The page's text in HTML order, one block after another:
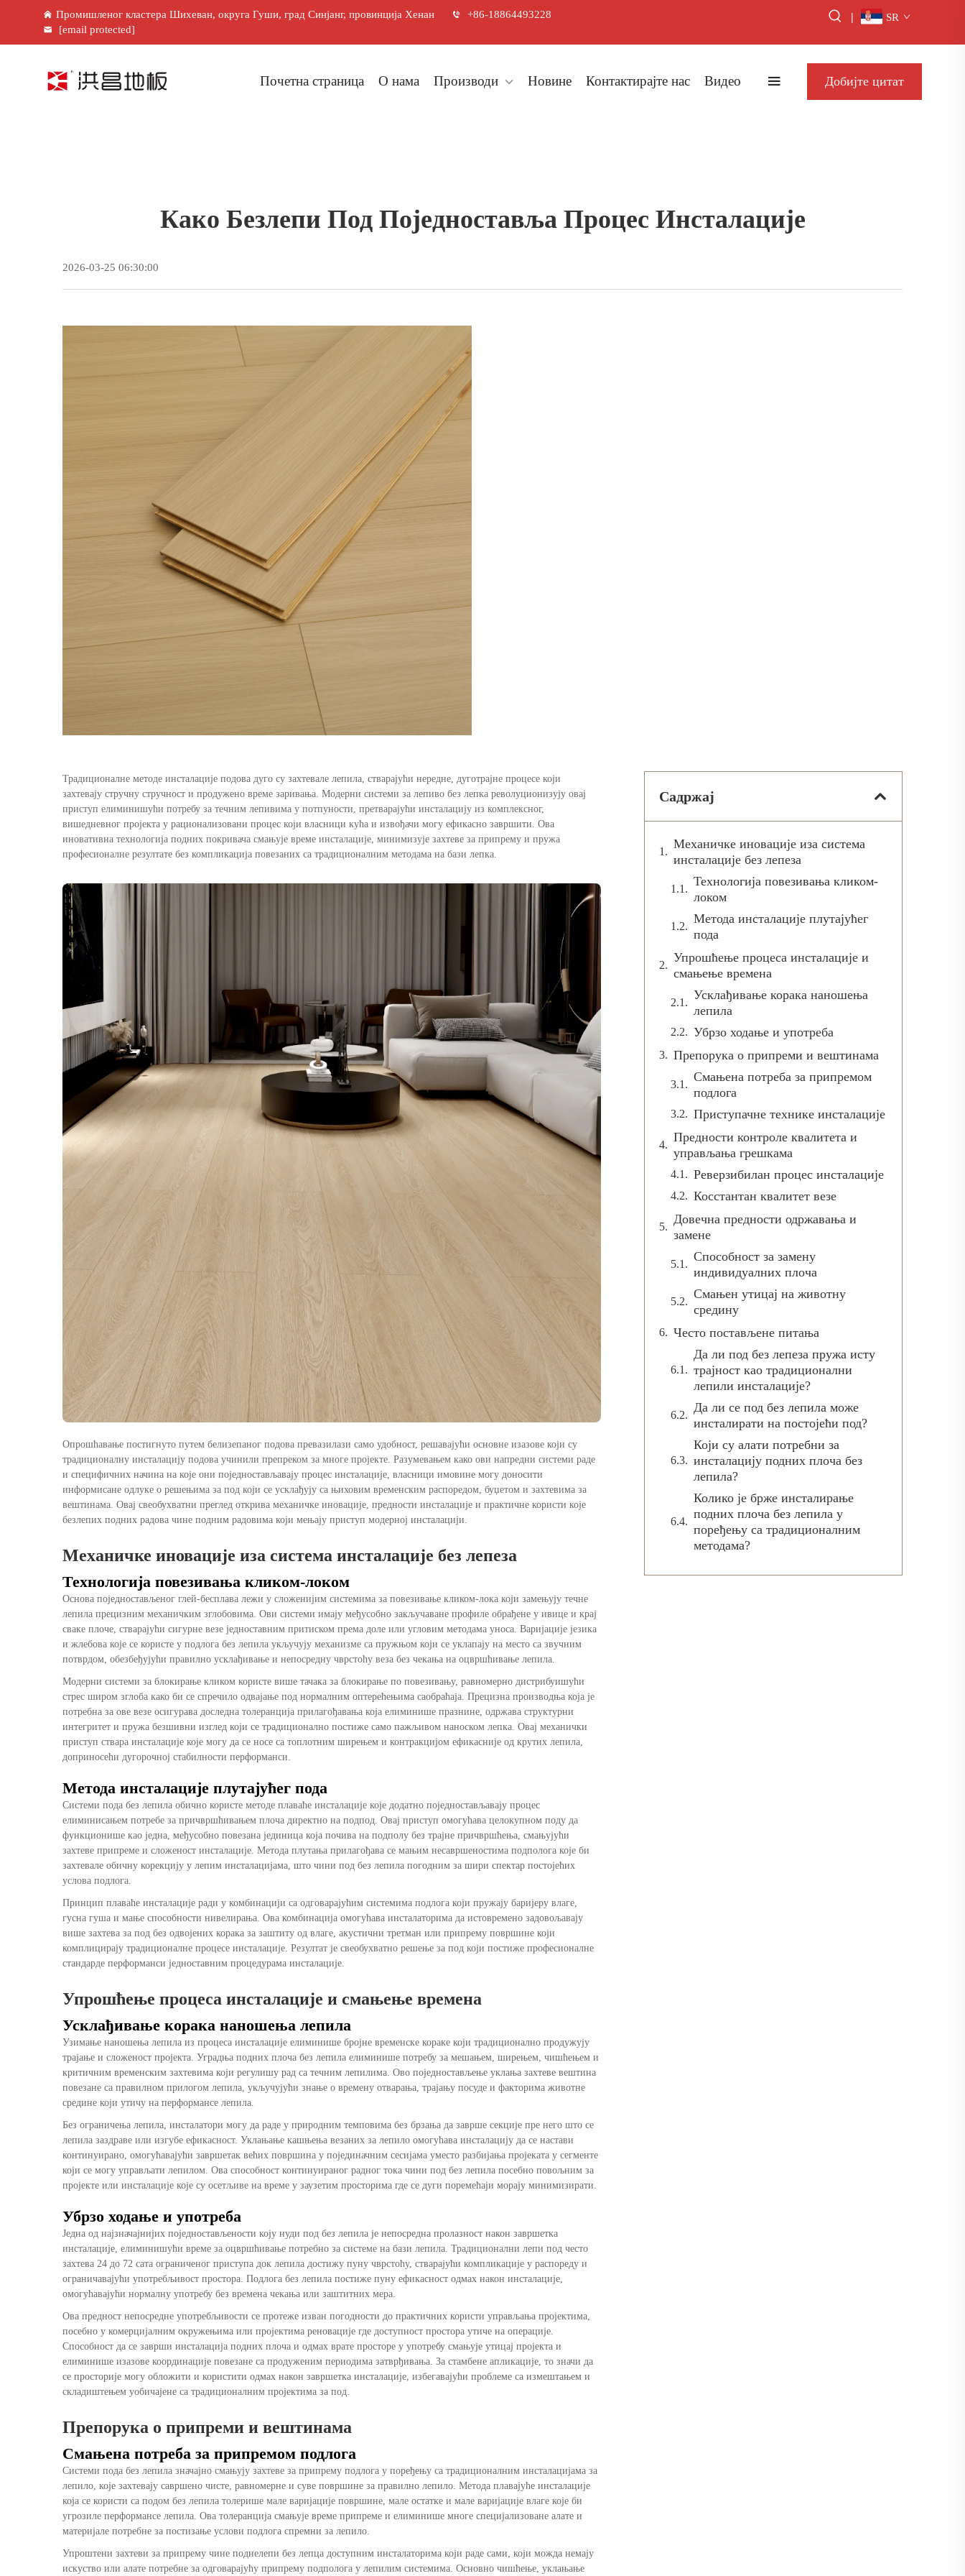
Промишленог кластера Шихеван, округа Гуши, град Синјанг, провинција Хенан
+86-18864493228
[email protected]
| SR
Почетна страница О нама Производи Новине Контактирајте нас Видео Добијте цитат
Како Безлепи Под Поједноставља Процес Инсталације
2026-03-25 06:30:00
Традиционалне методе инсталације подова дуго су захтевале лепила, стварајући нередне, дуготрајне процесе који
захтевају стручну стручност и продужено време заривања. Модерни системи за лепиво без лепка револуционизују овај
приступ елиминишући потребу за течним лепивима у потпуности, претварајући инсталацију из комплексног,
вишедневног пројекта у рационализовани процес који власници кућа и извођачи могу ефикасно завршити. Ова
иновативна технологија подних покривача смањује време инсталације, минимизује захтеве за припрему и пружа
професионалне резултате без компликација повезаних са традиционалним методама на бази лепка.
Опрошћавање постигнуто путем белизепаног подова превазилази само удобност, решавајући основне изазове који су
традиционалну инсталацију подова учинили препреком за многе пројекте. Разумевањем како ови напредни системи раде
и специфичних начина на које они поједностављавају процес инсталације, власници имовине могу доносити
информисане одлуке о решењима за под који се усклађују са њиховим временским распоредом, буџетом и захтевима за
вештинама. Овај свеобухватни преглед открива механичке иновације, предности инсталације и практичне користи које
безлепих подних радова чине подним радовима који мењају приступ модерној инсталацији.
Механичке иновације иза система инсталације без лепеза
Технологија повезивања кликом-локом
Основа поједностављеног глей-бесплава лежи у сложенијим системима за повезивање кликом-лока који замењују течне
лепила прецизним механичким зглобовима. Ови системи имају међусобно закључаване профиле обрађене у ивице и крај
сваке плоче, стварајући сигурне везе једноставним притиском према доле или угловим методама уноса. Варијације језика
и жлебова које се користе у подлога без лепила укључују механизме са пружњом који се уклапају на место са звучним
потврдом, обезбеђујући правилно усклађивање и непосредну чврстоћу веза без чекања на оцвршћивање лепила.
Модерни системи за блокирање кликом користе више тачака за блокирање по повезивању, равномерно дистрибуишући
стрес широм зглоба како би се спречило одвајање под нормалним оптерећењима саобраћаја. Прецизна производња која је
потребна за ове везе осигурава доследна толеранција прилагођавања која елиминише празнине, одржава структурни
интегритет и пружа безшивни изглед који се традиционално постиже само пажљивом наноском лепка. Овај механички
приступ ствара инсталације које могу да се носе са топлотним ширењем и контракцијом ефикасније од крутих лепила,
доприносећи дугорочној стабилности перформанси.
Метода инсталације плутајућег пода
Системи пода без лепила обично користе методе плаваће инсталације које додатно поједностављавају процес
елиминисањем потребе за причвршћивањем плоча директно на подпод. Овај приступ омогућава целокупном поду да
функционише као једна, међусобно повезана јединица која почива на подполу без трајне причвршћења, смањујући
захтеве припреме и сложеност инсталације. Метода плутања прилагођава се мањим несавршеностима подполога које би
захтевале обичну корекцију у лепим инсталацијама, што чини под без лепила погодним за шири спектар постојећих
услова подлога.
Принцип плаваће инсталације ради у комбинацији са одговарајућим системима подлога који пружају баријеру влаге,
гусна гуша и мање способности нивелирања. Ова комбинација омогућава инсталаторима да истовремено задовољавају
више захтева за под без одвојених корака за заштиту од влаге, акустични третман или припрему површине који
комплицирају традиционалне процесе инсталације. Резултат је свеобухватно решење за под који постиже професионалне
стандарде перформанси једноставним процедурама инсталације.
Упрошћење процеса инсталације и смањење времена
Усклађивање корака наношења лепила
Узимање наношења лепила из процеса инсталације елиминише бројне временске кораке који традиционално продужују
трајање и сложеност пројекта. Уградња подних плоча без лепила елиминише потребу за мешањем, ширењем, чишћењем и
критичним временским захтевима који регулишу рад са течним лепилима. Ово поједностављење уклања захтеве вештина
повезане са правилном прилогом лепила, укључујући знање о времену отварања, трајању посуде и факторима животне
средине који утичу на перформансе лепила.
Без ограничења лепила, инсталатори могу да раде у природним темповима без брзања да заврше секције пре него што се
лепила заздраве или изгубе ефикасност. Уклањање кашњења везаних за лепило омогућава инсталацију да се настави
континуирано, омогућавајући завршетак већих површина у појединачним сесијама уместо разбијања пројеката у сегменте
који се могу управљати лепилом. Ова способност континуираног радног тока чини под без лепила посебно повољним за
пројекте или инсталације које су осетљиве на време у заузетим просторима где се дуги поремећаји морају минимизирати.
Убрзо ходање и употреба
Једна од најзначајнијих поједностављености коју нуди под без лепила је непосредна пролазност након завршетка
инсталације, елиминишући време за оцвршћивање потребно за системе на бази лепила. Традиционални лепи под често
захтева 24 до 72 сата ограниченог приступа док лепила достижу пуну чврстоћу, стварајући компликације у распореду и
ограничавајући употребљивост простора. Подлога без лепила постиже пуну ефикасност одмах након инсталације,
омогућавајући нормалну употребу без времена чекања или заштитних мера.
Ова предност непосредне употребљивости се протеже изван погодности до практичних користи управљања пројектима,
посебно у комерцијалним окружењима или пројектима реновације где доступност простора утиче на операције.
Способност да се заврши инсталација подних плоча и одмах врате просторе у употребу смањује утицај пројекта и
елиминише изазове координације повезане са продуженим периодима затврђивања. За стамбене апликације, то значи да
се просторије могу обложити и користити одмах након завршетка инсталације, избегавајући проблеме са измештањем и
складиштењем уобичајене са традиционалним пројектима за под.
Препорука о припреми и вештинама
Смањена потреба за припремом подлога
Системи пода без лепила значајно смањују захтеве за припрему подлога у поређењу са традиционалним инсталацијама за
лепило, које захтевају савршено чисте, равномерне и суве површине за правилно лепило. Метода плавајуће инсталације
која се користи са подом без лепила толерише мале варијације површине, мале остатке и мале варијације влаге које би
угрозиле перформансе лепила. Ова толеранција смањује време припреме и елиминише многе специјализоване алате и
материјале потребне за постизање услови подлога спремни за лепило.
Упроштени захтеви за припрему чине поднелепи без лепца доступним инсталаторима који раде сами, који можда немају
искуство или алате потребне за одговарајућу припрему подполога у лепилим системима. Основно чишћење, уклањање
Садржај
Механичке иновације иза система
инсталације без лепеза
Технологија повезивања кликом-
локом
Метода инсталације плутајућег
пода
Упрошћење процеса инсталације и
смањење времена
Усклађивање корака наношења
лепила
Убрзо ходање и употреба
Препорука о припреми и вештинама
Смањена потреба за припремом
подлога
Приступачне технике инсталације
Предности контроле квалитета и
управљања грешкама
Реверзибилан процес инсталације
Косстантан квалитет везе
Довечна предности одржавања и
замене
Способност за замену
индивидуалних плоча
Смањен утицај на животну
средину
Често постављене питања
Да ли под без лепеза пружа исту
трајност као традиционални
лепили инсталације?
Да ли се под без лепила може
инсталирати на постојећи под?
Који су алати потребни за
инсталацију подних плоча без
лепила?
Колико је брже инсталирање
подних плоча без лепила у
поређењу са традиционалним
методама?